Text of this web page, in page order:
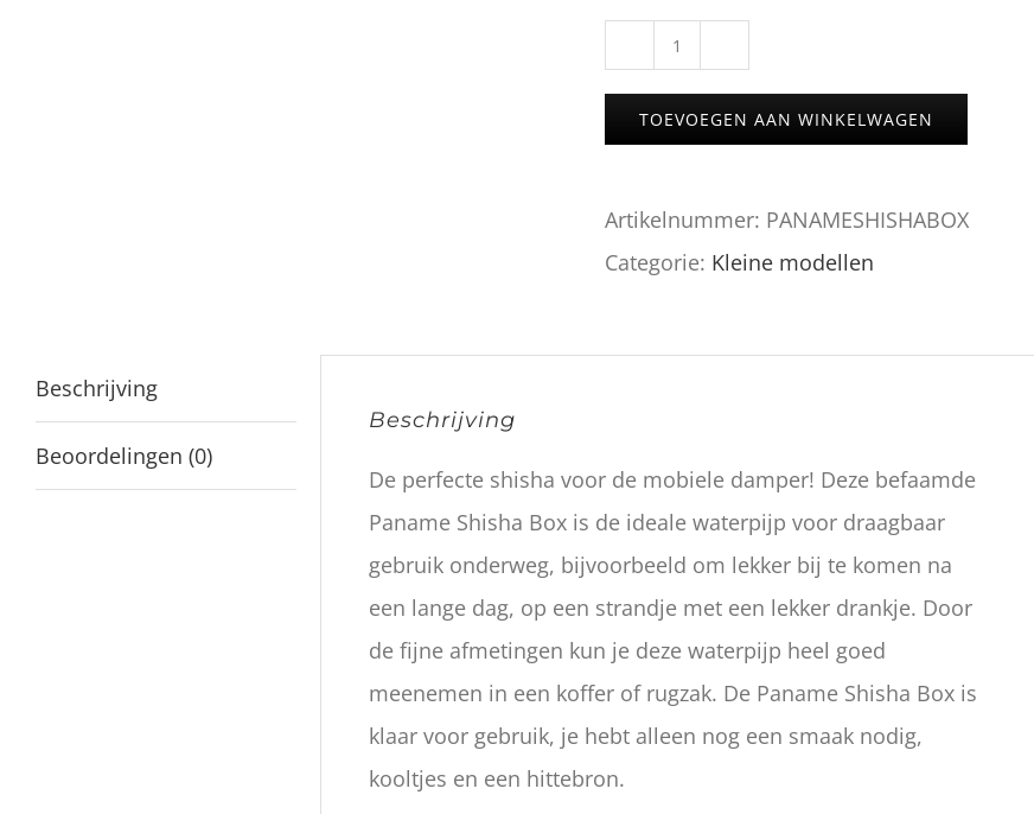
Paname
Shisha
Box
TOEVOEGEN AAN WINKELWAGEN
Artikelnummer: PANAMESHISHABOX
Categorie: Kleine modellen
Beschrijving
Beoordelingen (0)
Beschrijving
De perfecte shisha voor de mobiele damper! Deze befaamde
Paname Shisha Box is de ideale waterpijp voor draagbaar
gebruik onderweg, bijvoorbeeld om lekker bij te komen na
een lange dag, op een strandje met een lekker drankje. Door
de fijne afmetingen kun je deze waterpijp heel goed
meenemen in een koffer of rugzak. De Paname Shisha Box is
klaar voor gebruik, je hebt alleen nog een smaak nodig,
kooltjes en een hittebron.